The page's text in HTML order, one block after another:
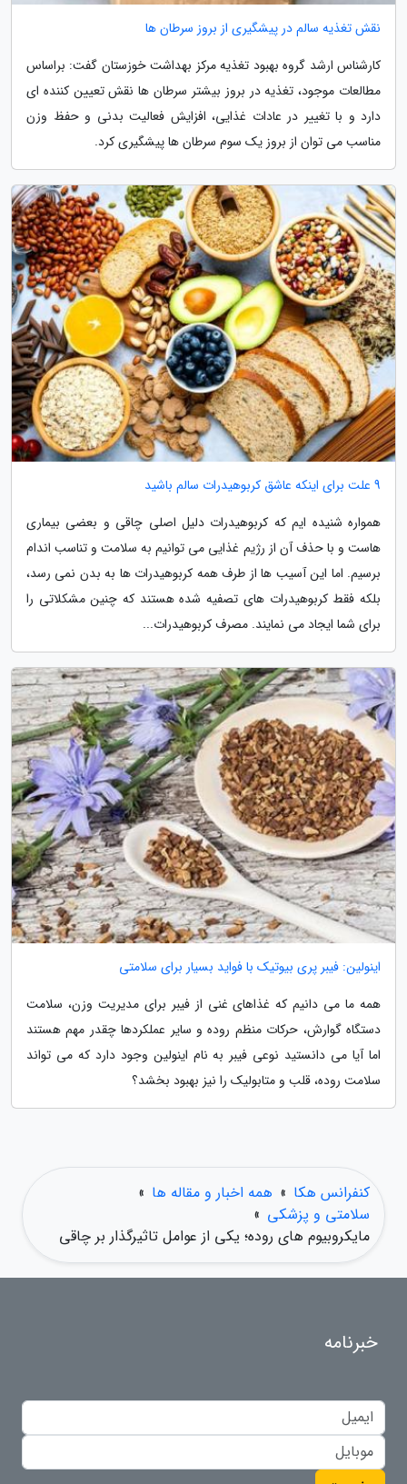
نقش تغذیه سالم در پیشگیری از بروز سرطان ها
کارشناس ارشد گروه بهبود تغذیه مرکز بهداشت خوزستان گفت: براساس
مطالعات موجود، تغذیه در بروز بیشتر سرطان ها نقش تعیین کننده ای
دارد و با تغییر در عادات غذایی، افزایش فعالیت بدنی و حفظ وزن
مناسب می توان از بروز یک سوم سرطان ها پیشگیری کرد.
9 علت برای اینکه عاشق کربوهیدرات سالم باشید
همواره شنیده ایم که کربوهیدرات دلیل اصلی چاقی و بعضی بیماری
هاست و با حذف آن از رژیم غذایی می توانیم به سلامت و تناسب اندام
برسیم. اما این آسیب ها از طرف همه کربوهیدرات ها به بدن نمی رسد،
بلکه فقط کربوهیدرات های تصفیه شده هستند که چنین مشکلاتی را
برای شما ایجاد می نمایند. مصرف کربوهیدرات...
اینولین: فیبر پری بیوتیک با فواید بسیار برای سلامتی
همه ما می دانیم که غذاهای غنی از فیبر برای مدیریت وزن، سلامت
دستگاه گوارش، حرکات منظم روده و سایر عملکردها چقدر مهم هستند
اما آیا می دانستید نوعی فیبر به نام اینولین وجود دارد که می تواند
سلامت روده، قلب و متابولیک را نیز بهبود بخشد؟
کنفرانس هکا » همه اخبار و مقاله ها »
سلامتی و پزشکی »
مایکروبیوم های روده؛ یکی از عوامل تاثیرگذار بر چاقی
خبرنامه